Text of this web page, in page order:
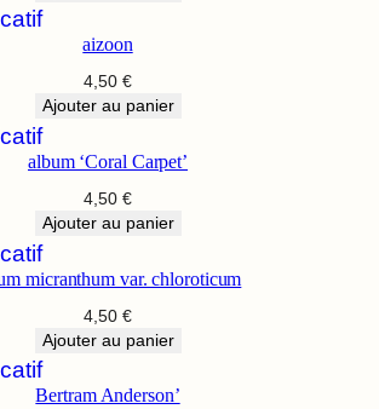
aizoon
4,50 €
Ajouter au panier
album ‘Coral Carpet’
4,50 €
Ajouter au panier
micranthum var. chloroticum
4,50 €
Ajouter au panier
Bertram Anderson’